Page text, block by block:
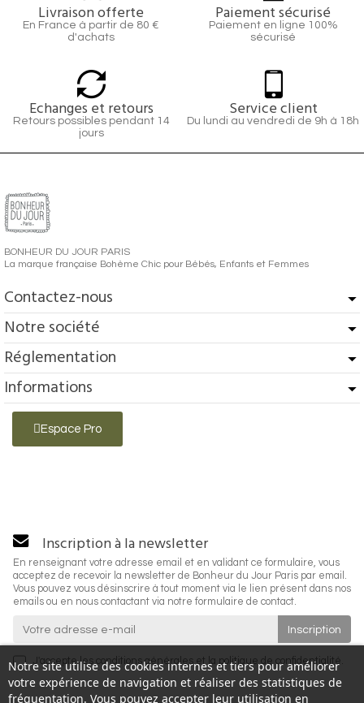
Livraison offerte
En France à partir de 80 €
d'achats
Paiement sécurisé
Paiement en ligne 100%
sécurisé
Echanges et retours
Retours possibles pendant 14
jours
Service client
Du lundi au vendredi de 9h à 18h
BONHEUR DU JOUR PARIS
La marque française Bohème Chic pour Bébés, Enfants et Femmes
Contactez-nous
Notre société
Réglementation
Informations
Espace Pro
Notre site utilise des cookies internes et tiers pour améliorer
votre expérience de navigation et réaliser des statistiques de
fréquentation. Vous pouvez accepter leur utilisation en
Inscription à la newsletter
En renseignant votre adresse email et en validant ce formulaire, vous
acceptez de recevoir la newsletter de Bonheur du Jour Paris par email.
Vous pouvez vous désinscrire à tout moment via le lien présent dans nos
emails ou en nous contactant via notre formulaire de contact.
J'accepte les conditions générales et la politique de confidentialité.